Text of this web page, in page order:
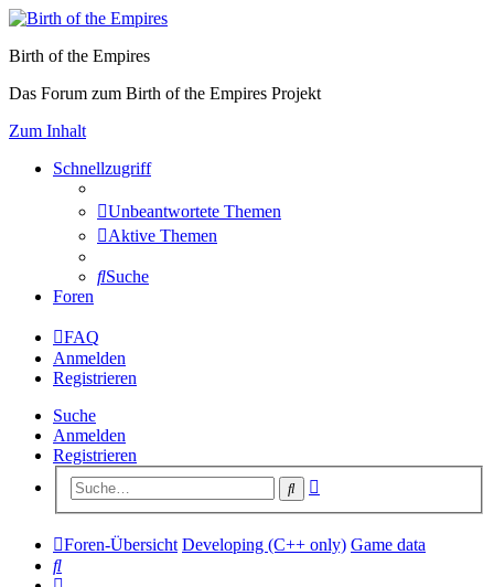
Birth of the Empires
Das Forum zum Birth of the Empires Projekt
Zum Inhalt
Schnellzugriff
Unbeantwortete Themen
Aktive Themen
Suche
Foren
FAQ
Anmelden
Registrieren
Suche
Anmelden
Registrieren
Suche
Foren-Übersicht Developing (C++ only) Game data
Suche